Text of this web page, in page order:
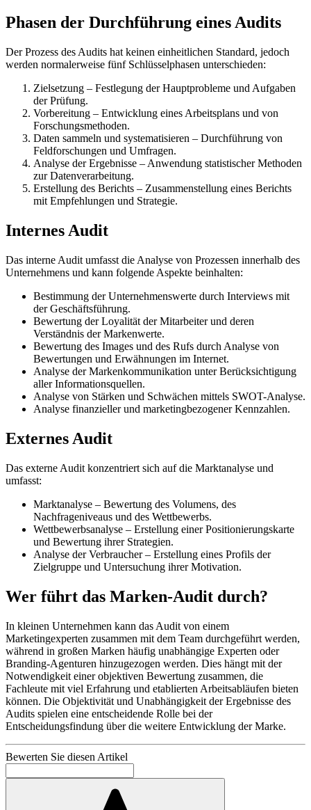
Phasen der Durchführung eines Audits
Der Prozess des Audits hat keinen einheitlichen Standard, jedoch
werden normalerweise fünf Schlüsselphasen unterschieden:
Zielsetzung – Festlegung der Hauptprobleme und Aufgaben
der Prüfung.
Vorbereitung – Entwicklung eines Arbeitsplans und von
Forschungsmethoden.
Daten sammeln und systematisieren – Durchführung von
Feldforschungen und Umfragen.
Analyse der Ergebnisse – Anwendung statistischer Methoden
zur Datenverarbeitung.
Erstellung des Berichts – Zusammenstellung eines Berichts
mit Empfehlungen und Strategie.
Internes Audit
Das interne Audit umfasst die Analyse von Prozessen innerhalb des
Unternehmens und kann folgende Aspekte beinhalten:
Bestimmung der Unternehmenswerte durch Interviews mit
der Geschäftsführung.
Bewertung der Loyalität der Mitarbeiter und deren
Verständnis der Markenwerte.
Bewertung des Images und des Rufs durch Analyse von
Bewertungen und Erwähnungen im Internet.
Analyse der Markenkommunikation unter Berücksichtigung
aller Informationsquellen.
Analyse von Stärken und Schwächen mittels SWOT-Analyse.
Analyse finanzieller und marketingbezogener Kennzahlen.
Externes Audit
Das externe Audit konzentriert sich auf die Marktanalyse und
umfasst:
Marktanalyse – Bewertung des Volumens, des
Nachfrageniveaus und des Wettbewerbs.
Wettbewerbsanalyse – Erstellung einer Positionierungskarte
und Bewertung ihrer Strategien.
Analyse der Verbraucher – Erstellung eines Profils der
Zielgruppe und Untersuchung ihrer Motivation.
Wer führt das Marken-Audit durch?
In kleinen Unternehmen kann das Audit von einem
Marketingexperten zusammen mit dem Team durchgeführt werden,
während in großen Marken häufig unabhängige Experten oder
Branding-Agenturen hinzugezogen werden. Dies hängt mit der
Notwendigkeit einer objektiven Bewertung zusammen, die
Fachleute mit viel Erfahrung und etablierten Arbeitsabläufen bieten
können. Die Objektivität und Unabhängigkeit der Ergebnisse des
Audits spielen eine entscheidende Rolle bei der
Entscheidungsfindung über die weitere Entwicklung der Marke.
Bewerten Sie diesen Artikel